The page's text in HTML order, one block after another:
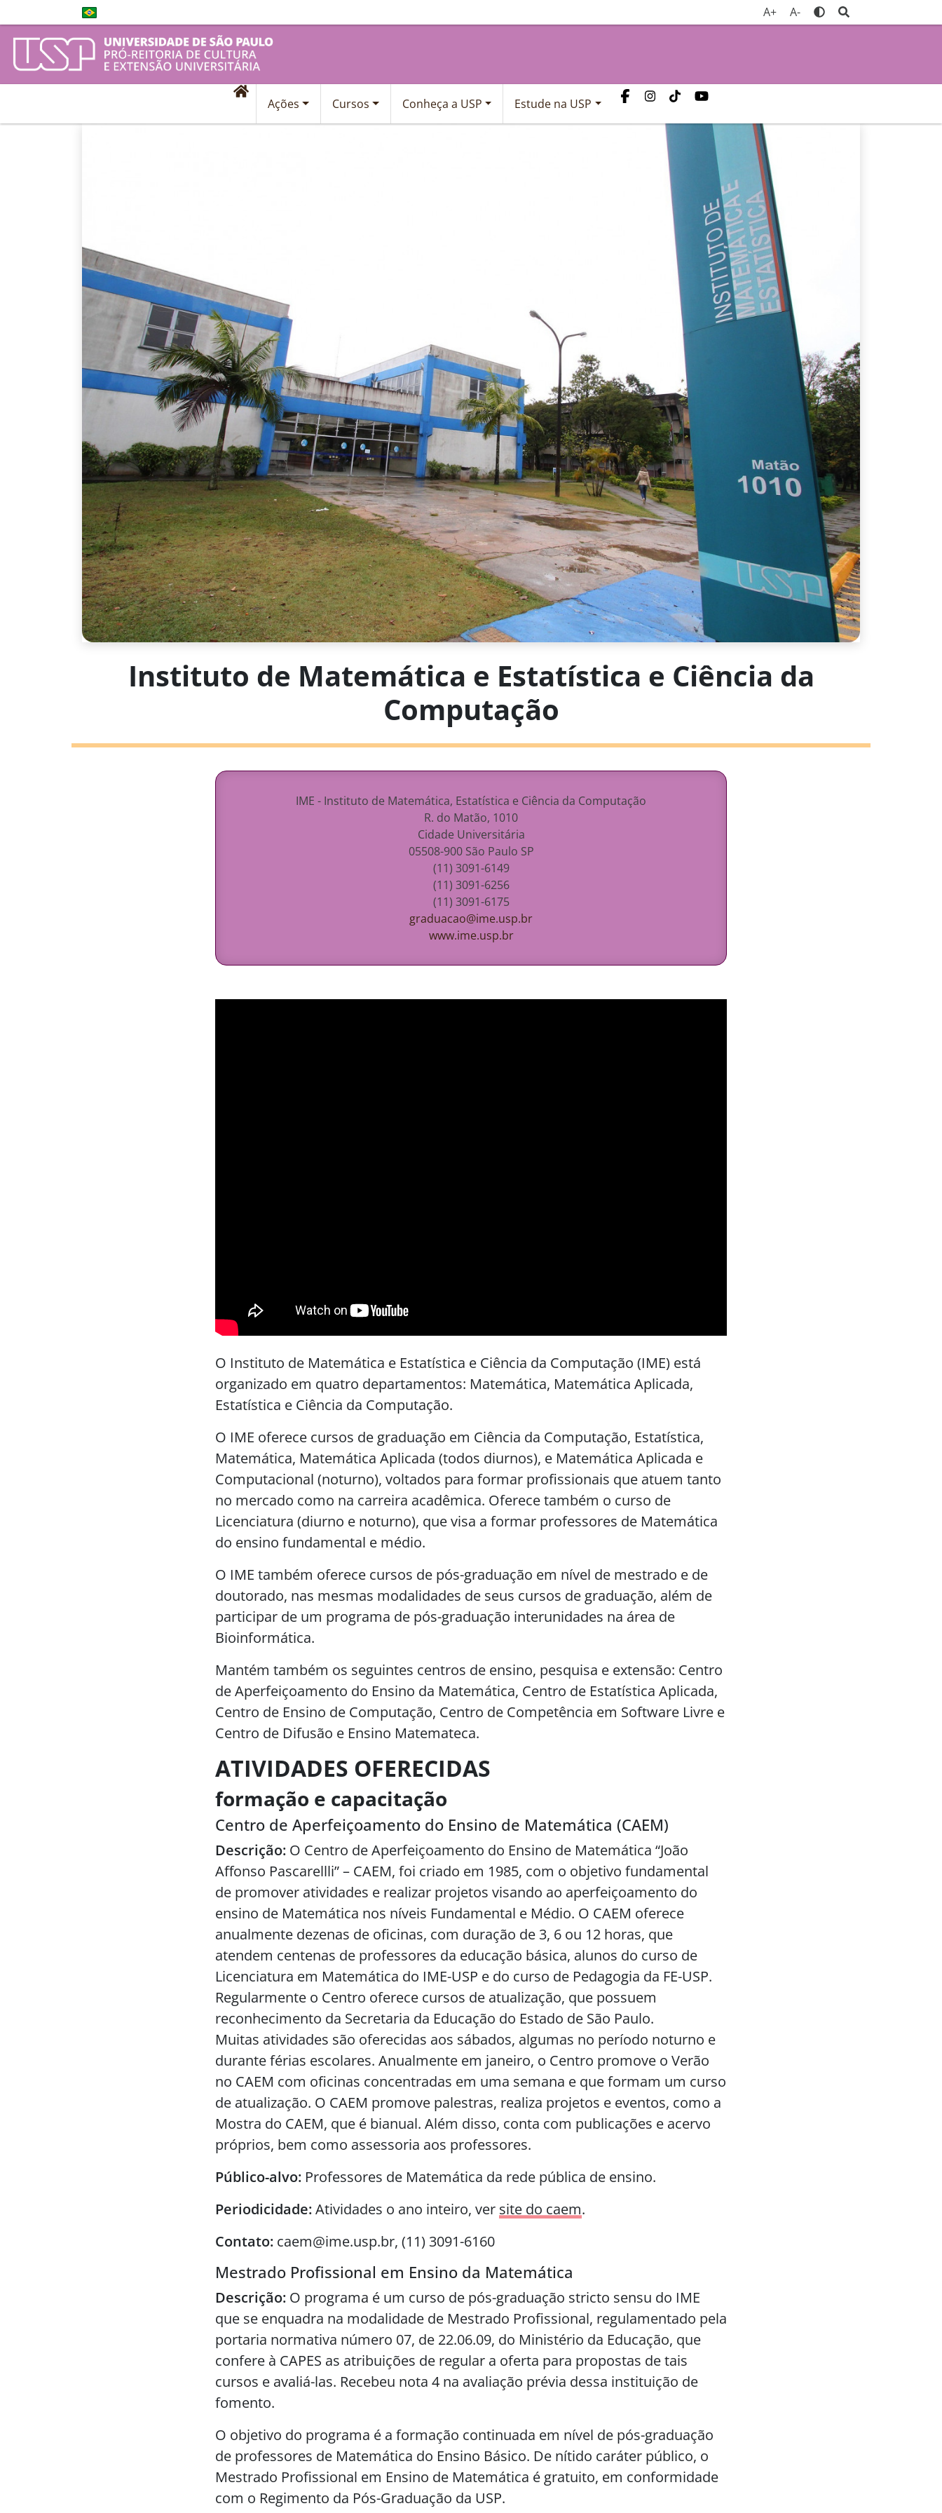
A+ A-
Ações Cursos Conheça a USP Estude na USP
Instituto de Matemática e Estatística e Ciência da
Computação
IME - Instituto de Matemática, Estatística e Ciência da Computação
R. do Matão, 1010
Cidade Universitária
05508-900 São Paulo SP
(11) 3091-6149
(11) 3091-6256
(11) 3091-6175
graduacao@ime.usp.br
www.ime.usp.br
O Instituto de Matemática e Estatística e Ciência da Computação (IME) está
organizado em quatro departamentos: Matemática, Matemática Aplicada,
Estatística e Ciência da Computação.
O IME oferece cursos de graduação em Ciência da Computação, Estatística,
Matemática, Matemática Aplicada (todos diurnos), e Matemática Aplicada e
Computacional (noturno), voltados para formar profissionais que atuem tanto
no mercado como na carreira acadêmica. Oferece também o curso de
Licenciatura (diurno e noturno), que visa a formar professores de Matemática
do ensino fundamental e médio.
O IME também oferece cursos de pós-graduação em nível de mestrado e de
doutorado, nas mesmas modalidades de seus cursos de graduação, além de
participar de um programa de pós-graduação interunidades na área de
Bioinformática.
Mantém também os seguintes centros de ensino, pesquisa e extensão: Centro
de Aperfeiçoamento do Ensino da Matemática, Centro de Estatística Aplicada,
Centro de Ensino de Computação, Centro de Competência em Software Livre e
Centro de Difusão e Ensino Matemateca.
ATIVIDADES OFERECIDAS
formação e capacitação
Centro de Aperfeiçoamento do Ensino de Matemática (CAEM)
Descrição: O Centro de Aperfeiçoamento do Ensino de Matemática “João
Affonso Pascarellli” – CAEM, foi criado em 1985, com o objetivo fundamental
de promover atividades e realizar projetos visando ao aperfeiçoamento do
ensino de Matemática nos níveis Fundamental e Médio. O CAEM oferece
anualmente dezenas de oficinas, com duração de 3, 6 ou 12 horas, que
atendem centenas de professores da educação básica, alunos do curso de
Licenciatura em Matemática do IME-USP e do curso de Pedagogia da FE-USP.
Regularmente o Centro oferece cursos de atualização, que possuem
reconhecimento da Secretaria da Educação do Estado de São Paulo.
Muitas atividades são oferecidas aos sábados, algumas no período noturno e
durante férias escolares. Anualmente em janeiro, o Centro promove o Verão
no CAEM com oficinas concentradas em uma semana e que formam um curso
de atualização. O CAEM promove palestras, realiza projetos e eventos, como a
Mostra do CAEM, que é bianual. Além disso, conta com publicações e acervo
próprios, bem como assessoria aos professores.
Público-alvo: Professores de Matemática da rede pública de ensino.
Periodicidade:Atividades o ano inteiro, ver site do caem.
Contato: caem@ime.usp.br, (11) 3091-6160
Mestrado Profissional em Ensino da Matemática
Descrição: O programa é um curso de pós-graduação stricto sensu do IME
que se enquadra na modalidade de Mestrado Profissional, regulamentado pela
portaria normativa número 07, de 22.06.09, do Ministério da Educação, que
confere à CAPES as atribuições de regular a oferta para propostas de tais
cursos e avaliá-las. Recebeu nota 4 na avaliação prévia dessa instituição de
fomento.
O objetivo do programa é a formação continuada em nível de pós-graduação
de professores de Matemática do Ensino Básico. De nítido caráter público, o
Mestrado Profissional em Ensino de Matemática é gratuito, em conformidade
com o Regimento da Pós-Graduação da USP.